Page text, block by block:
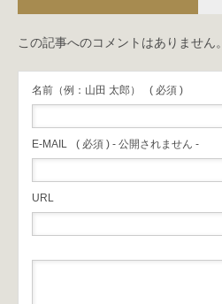
この記事へのコメントはありません。
名前（例：山田 太郎） ( 必須 )
E-MAIL ( 必須 ) - 公開されません -
URL